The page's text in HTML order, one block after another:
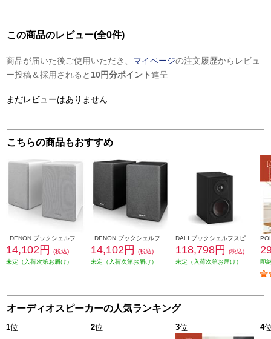
この商品のレビュー(全0件)
商品が届いた後ご使用いただき、 マイページの注文履歴からレビュ
ー投稿＆採用されると 10円分ポイント進呈
まだレビューはありません
こちらの商品もおすすめ
14,102円
(税込)
未定（入荷次第お届け）
14,102円
(税込)
未定（入荷次第お届け）
118,798円
(税込)
未定（入荷次第お届け）
即
オーディオスピーカーの人気ランキング
1位 2位 3位 4